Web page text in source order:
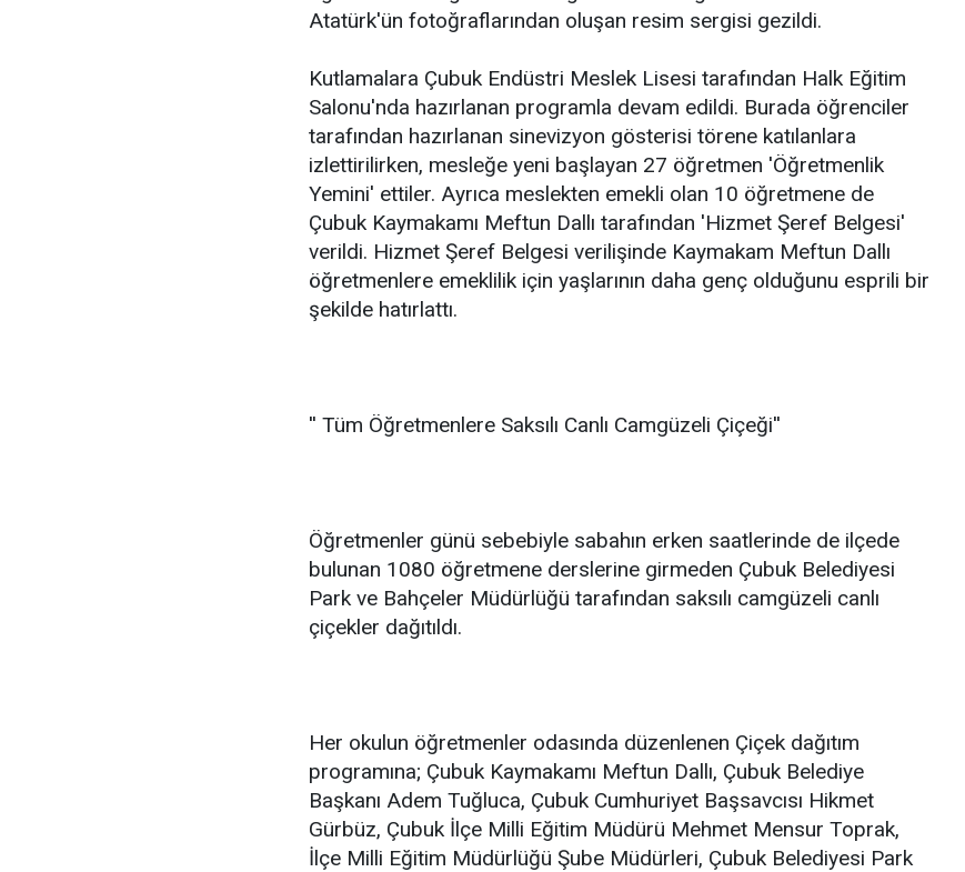
Atatürk'ün fotoğraflarından oluşan resim sergisi gezildi.
Kutlamalara Çubuk Endüstri Meslek Lisesi tarafından Halk Eğitim
Salonu'nda hazırlanan programla devam edildi. Burada öğrenciler
tarafından hazırlanan sinevizyon gösterisi törene katılanlara
izlettirilirken, mesleğe yeni başlayan 27 öğretmen 'Öğretmenlik
Yemini' ettiler. Ayrıca meslekten emekli olan 10 öğretmene de
Çubuk Kaymakamı Meftun Dallı tarafından 'Hizmet Şeref Belgesi'
verildi. Hizmet Şeref Belgesi verilişinde Kaymakam Meftun Dallı
öğretmenlere emeklilik için yaşlarının daha genç olduğunu esprili bir
şekilde hatırlattı.
'' Tüm Öğretmenlere Saksılı Canlı Camgüzeli Çiçeği''
Öğretmenler günü sebebiyle sabahın erken saatlerinde de ilçede
bulunan 1080 öğretmene derslerine girmeden Çubuk Belediyesi
Park ve Bahçeler Müdürlüğü tarafından saksılı camgüzeli canlı
çiçekler dağıtıldı.
Her okulun öğretmenler odasında düzenlenen Çiçek dağıtım
programına; Çubuk Kaymakamı Meftun Dallı, Çubuk Belediye
Başkanı Adem Tuğluca, Çubuk Cumhuriyet Başsavcısı Hikmet
Gürbüz, Çubuk İlçe Milli Eğitim Müdürü Mehmet Mensur Toprak,
İlçe Milli Eğitim Müdürlüğü Şube Müdürleri, Çubuk Belediyesi Park